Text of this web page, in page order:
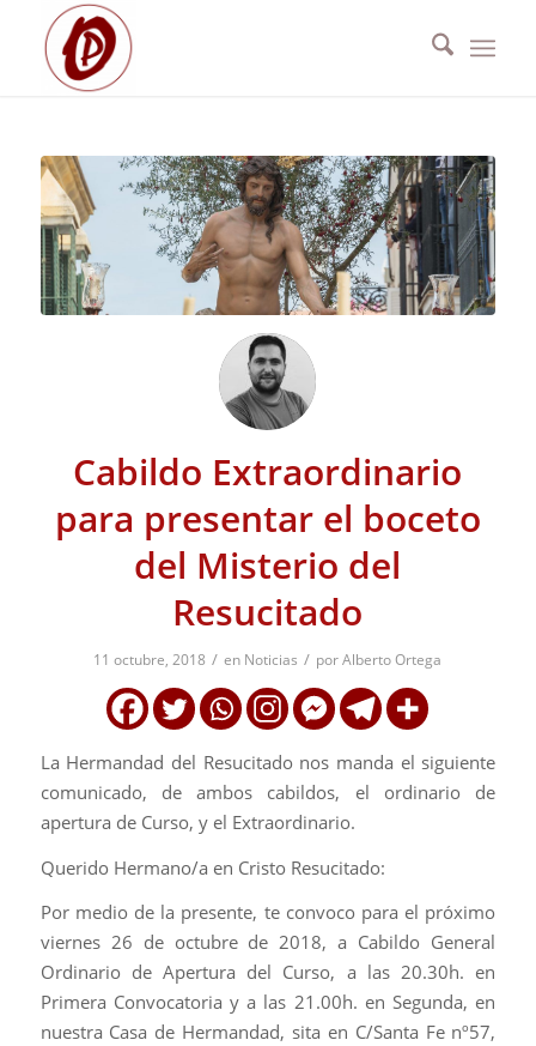
Cabildo Extraordinario
para presentar el boceto
del Misterio del
Resucitado
11 octubre, 2018 / en Noticias / porAlberto Ortega
La Hermandad del Resucitado nos manda el siguiente
comunicado, de ambos cabildos, el ordinario de
apertura de Curso, y el Extraordinario.
Querido Hermano/a en Cristo Resucitado:
Por medio de la presente, te convoco para el próximo
viernes 26 de octubre de 2018, a Cabildo General
Ordinario de Apertura del Curso, a las 20.30h. en
Primera Convocatoria y a las 21.00h. en Segunda, en
nuestra Casa de Hermandad, sita en C/Santa Fe nº57,